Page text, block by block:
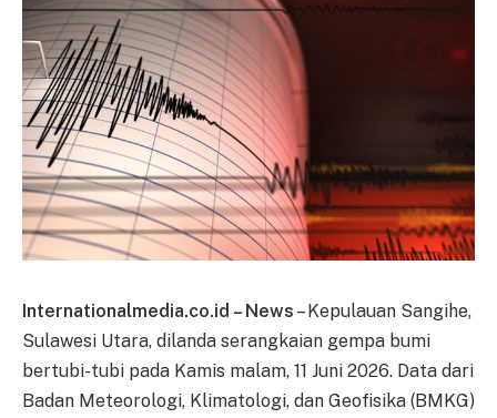
Internationalmedia.co.id – News – Kepulauan Sangihe,
Sulawesi Utara, dilanda serangkaian gempa bumi
bertubi-tubi pada Kamis malam, 11 Juni 2026. Data dari
Badan Meteorologi, Klimatologi, dan Geofisika (BMKG)